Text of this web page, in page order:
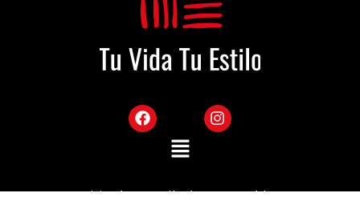
Sitio desarrollado por Mekka